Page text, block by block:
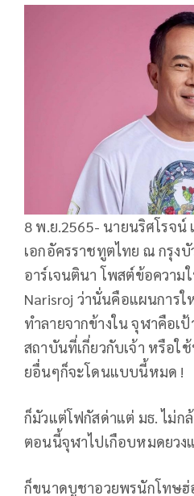
8 พ.ย.2565- นายนริศโรจน์
เอกอัครราชทูตไทย ณ กรุงบั
อาร์เจนตินา โพสต์ข้อความ
Narisroj ว่านั่นคือแผนการ
ทำลายจากข้างใน จุฬาคือเ
สถาบันที่เกี่ยวกับเจ้า หรือใ
ยอื่นๆก็จะโดนแบบนี้หมด !
ก็มัวแต่โฟกัสด่าแต่ มธ. ไม่ก
ตอนนี้จุฬาไปเกือบหมดยวงแ
ก็ขนาดบูชาอวยพรนักโทษฮ่